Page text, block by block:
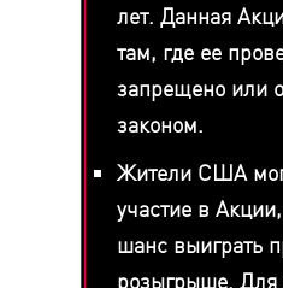
лет. Данная
там, где ее
запрещено или
законом.
Жители США
участие в
шанс выиграть
розыгрыше. Для